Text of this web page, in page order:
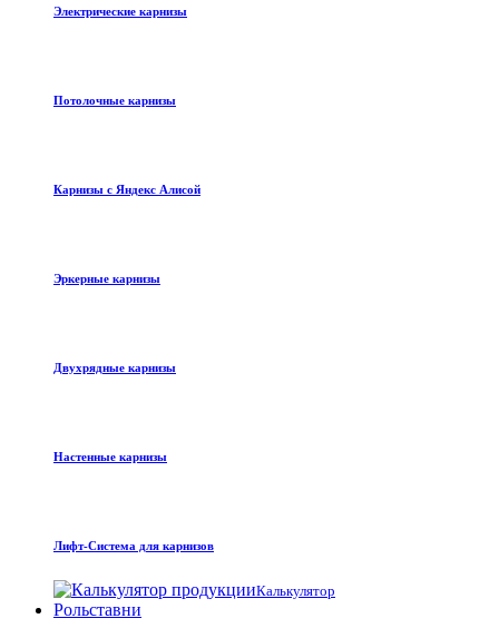
Электрические карнизы
Потолочные карнизы
Карнизы с Яндекс Алисой
Эркерные карнизы
Двухрядные карнизы
Настенные карнизы
Лифт-Система для карнизов
Калькулятор
Рольставни